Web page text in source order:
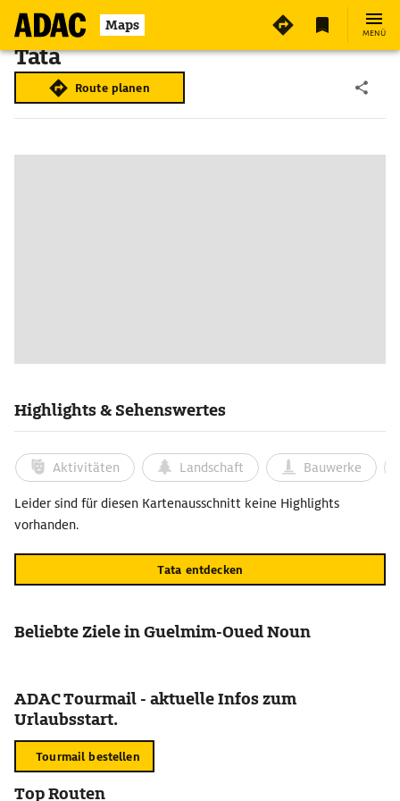
Maps MENÜ
Tata
Route planen
Highlights & Sehenswertes
Aktivitäten Landschaft Bauwerke
Leider sind für diesen Kartenausschnitt keine Highlights
vorhanden.
Tata entdecken
Beliebte Ziele in Guelmim-Oued Noun
ADAC Tourmail - aktuelle Infos zum
Urlaubsstart.
Tourmail bestellen
Top Routen